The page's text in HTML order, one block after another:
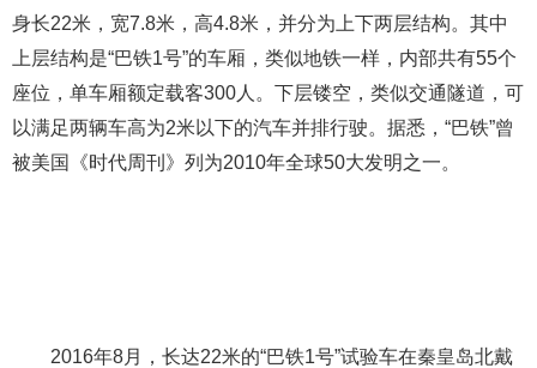
身长22米，宽7.8米，高4.8米，并分为上下两层结构。其中
上层结构是“巴铁1号”的车厢，类似地铁一样，内部共有55个
座位，单车厢额定载客300人。下层镂空，类似交通隧道，可
以满足两辆车高为2米以下的汽车并排行驶。据悉，“巴铁”曾
被美国《时代周刊》列为2010年全球50大发明之一。
2016年8月，长达22米的“巴铁1号”试验车在秦皇岛北戴